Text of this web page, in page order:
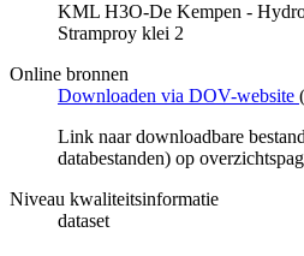
KML H3O-De Kempen -
Stramproy klei 2
Online bronnen
Downloaden via DOV-website (
Link naar downloadbare
databestanden) op
Niveau kwaliteitsinformatie
dataset